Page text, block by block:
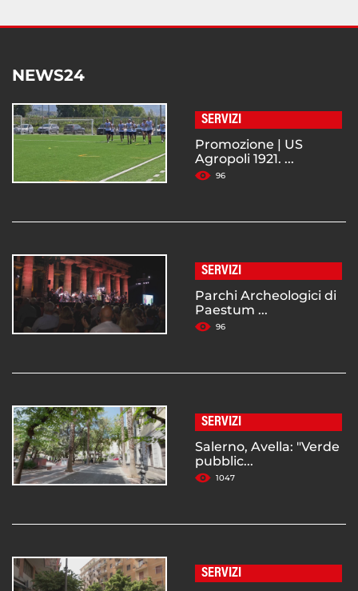
NEWS24
SERVIZI
Promozione | US
Agropoli 1921. ...
96
SERVIZI
Parchi Archeologici di
Paestum ...
96
SERVIZI
Salerno, Avella: "Verde
pubblic...
1047
SERVIZI